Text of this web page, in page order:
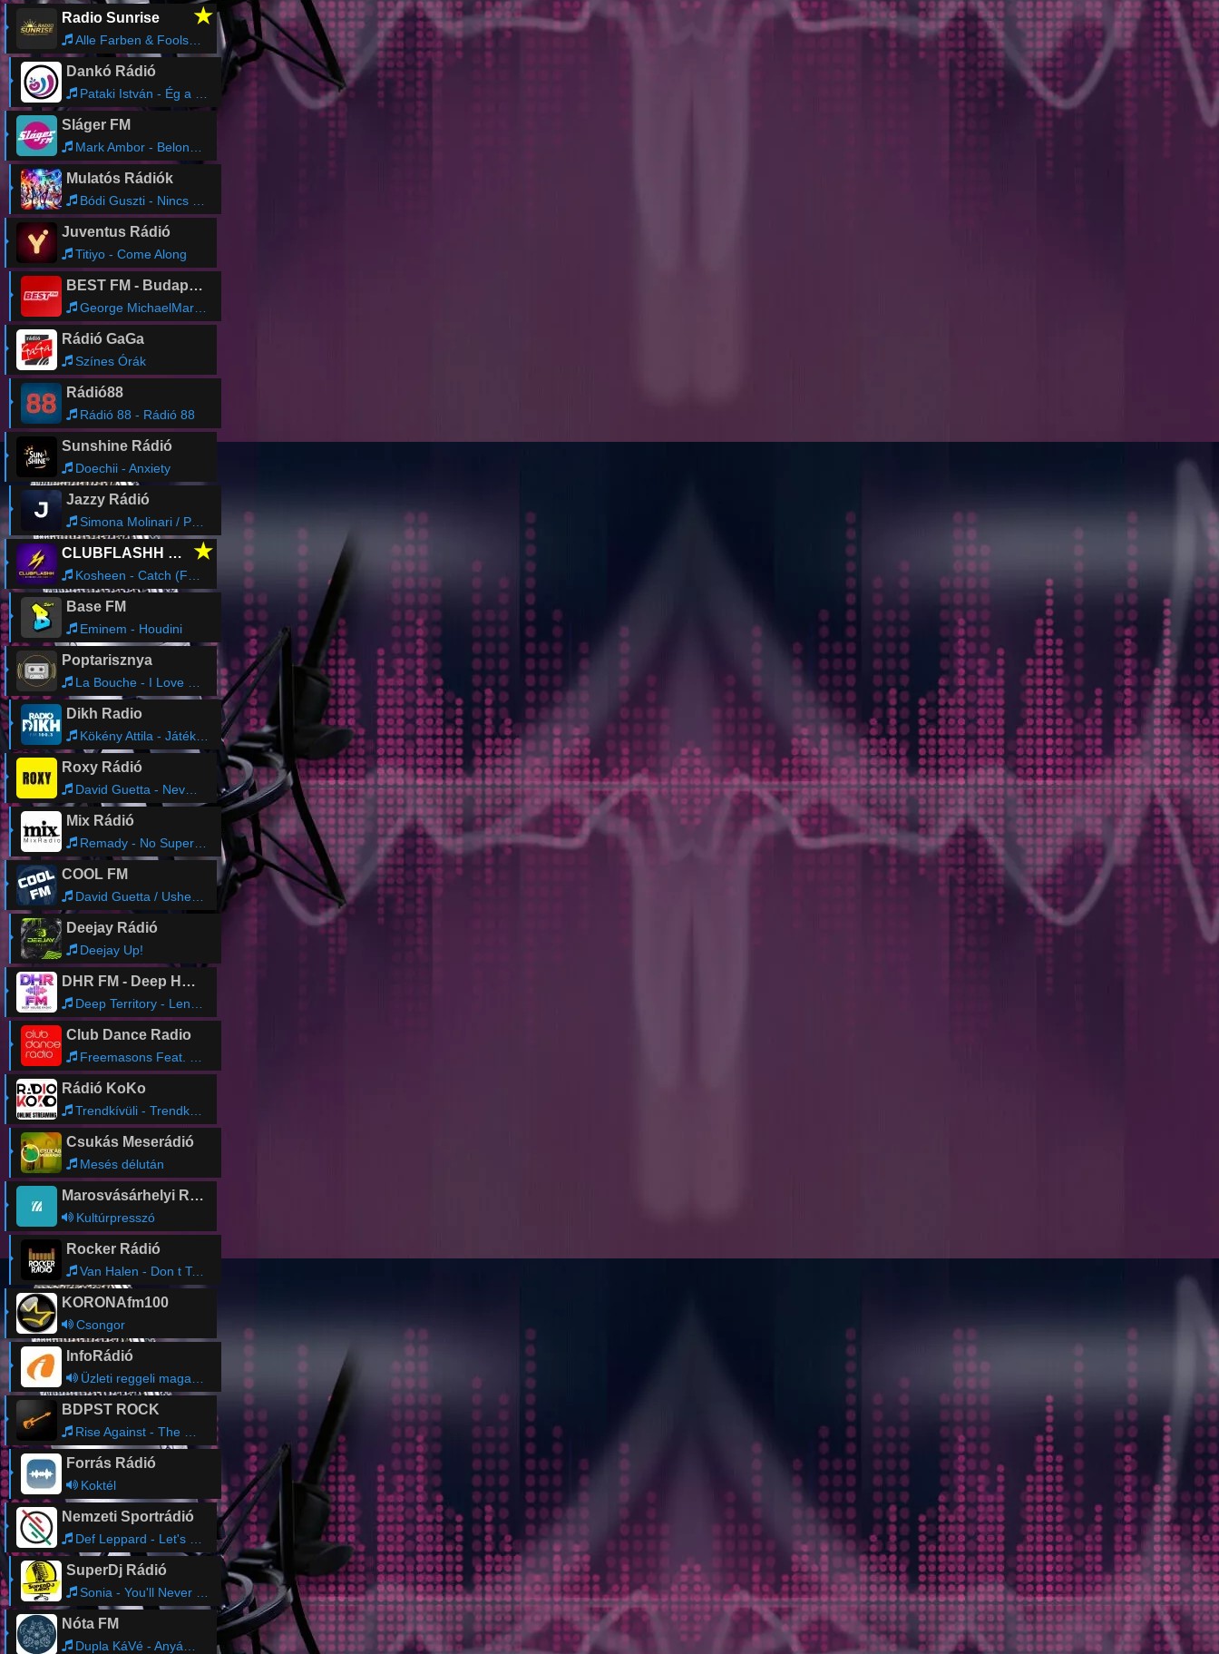
Radio Sunrise ★
Alle Farben & Fools Garden - Lemon Tree
Dankó Rádió
Pataki István - Ég a kunyhó, ropog a nád
Sláger FM
Mark Ambor - Belong Together
Mulatós Rádiók
Bódi Guszti - Nincs Már Remény
Juventus Rádió
Titiyo - Come Along
BEST FM - Budapest
George MichaelMary J. Blige - As (Remastered 2006)
Rádió GaGa
Színes Órák
Rádió88
Rádió 88 - Rádió 88
Sunshine Rádió
Doechii - Anxiety
Jazzy Rádió
Simona Molinari / Peter Cincotti - In Cerca Di Te
CLUBFLASHH Radio ★
Kosheen - Catch (Ferry Corsten Edit)
Base FM
Eminem - Houdini
Poptarisznya
La Bouche - I Love To Love [Original Radio Mix]
Dikh Radio
Kökény Attila - Játék a tűzzel
Roxy Rádió
David Guetta - Never Going Home Tonight feat. Alesso, Madison Love
Mix Rádió
Remady - No Superstar (Sasha Goodman Remix)
COOL FM
David Guetta / Usher - Without You
Deejay Rádió
Deejay Up!
DHR FM - Deep House Radio
Deep Territory - Lenox Deep – Right In The Night | Deep House Cover Version
Club Dance Radio
Freemasons Feat. Siedah Garrett - Rain Down Love
Rádió KoKo
Trendkívüli - Trendkívüli Szász Tamarával
Csukás Meserádió
Mesés délután
Marosvásárhelyi Rádió
Kultúrpresszó
Rocker Rádió
Van Halen - Don t Tell Me (What Love Can Do)
KORONAfm100
Csongor
InfoRádió
Üzleti reggeli magazin magazin
BDPST ROCK
Rise Against - The Violence
Forrás Rádió
Koktél
Nemzeti Sportrádió
Def Leppard - Let's get rocked
SuperDj Rádió
Sonia - You'll Never Stop Me Loving You
Nóta FM
Dupla KáVé - Anyám Könnyei